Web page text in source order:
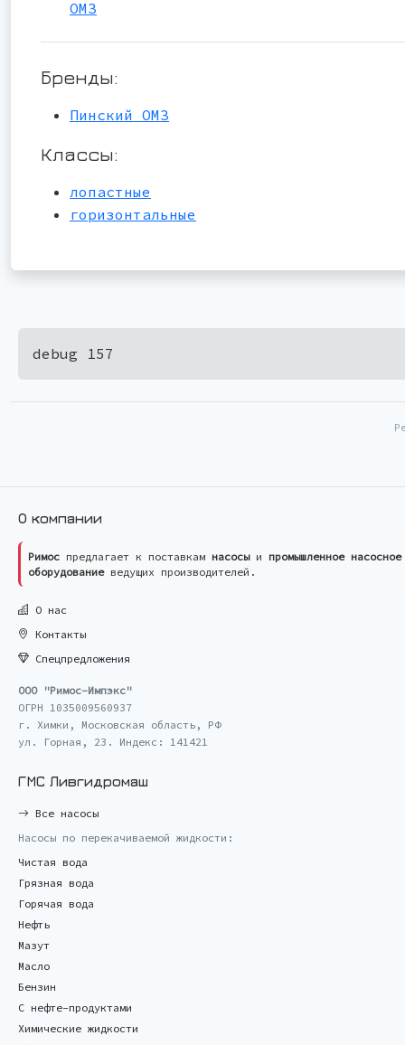
ОМЗ
Бренды:
Пинский ОМЗ
Классы:
лопастные
горизонтальные
debug 157
О компании
Римос предлагает к поставкам насосыи промышленное насосное
оборудованиеведущих производителей.
О нас
Контакты
Спецпредложения
ООО "Римос-Импэкс"
ОГРН 1035009560937
г. Химки, Московская область, РФ
ул. Горная, 23. Индекс: 141421
ГМС Ливгидромаш
Все насосы
Насосы по перекачиваемой жидкости:
Чистая вода
Грязная вода
Горячая вода
Нефть
Мазут
Масло
Бензин
С нефте-продуктами
Химические жидкости